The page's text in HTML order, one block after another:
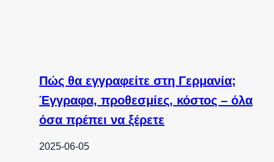
Πώς θα εγγραφείτε στη Γερμανία;
Έγγραφα, προθεσμίες, κόστος – όλα
όσα πρέπει να ξέρετε
2025-06-05